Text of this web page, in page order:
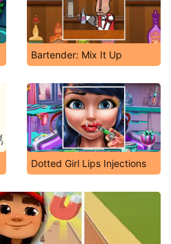
Bartender: Mix It Up
Dotted Girl Lips Injections